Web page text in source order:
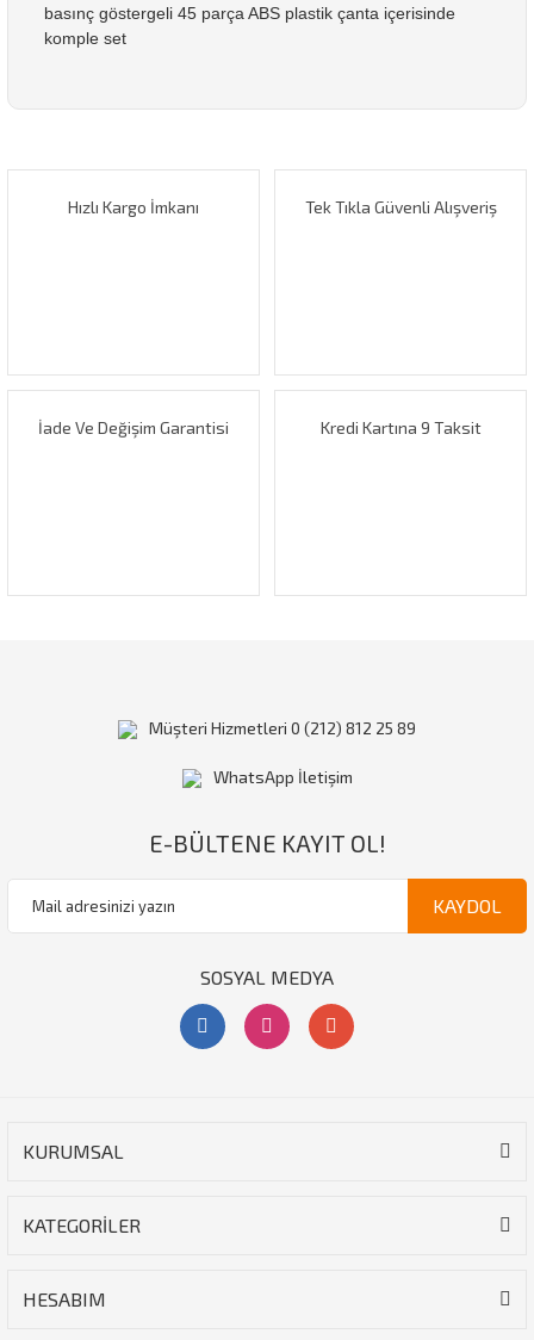
basınç göstergeli 45 parça ABS plastik çanta içerisinde
komple set
Görüş ve önerileriniz için teşekkür ederiz.
Hızlı Kargo İmkanı Tek Tıkla Güvenli Alışveriş
İade Ve Değişim Garantisi Kredi Kartına 9 Taksit
KURUMSAL
KATEGORİLER
HESABIM
Müşteri Hizmetleri 0 (212) 812 25 89
WhatsApp İletişim
E-BÜLTENE KAYIT OL!
KAYDOL
SOSYAL MEDYA